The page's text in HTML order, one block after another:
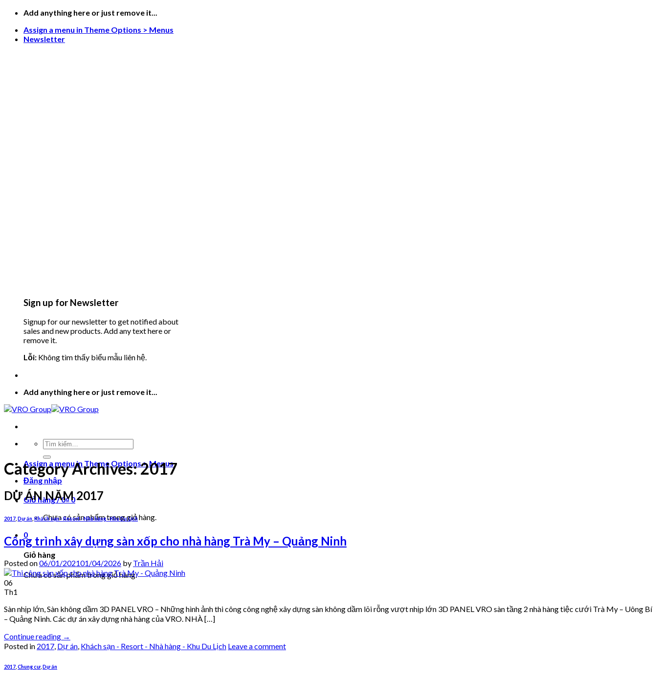
Skip
content
Add anything here or just remove it...
Assign a menu in Theme Options > Menus
Newsletter
Sign up for Newsletter
Signup for our newsletter to get notified about
sales and new products. Add any text here or
remove it.
Lỗi: Không tìm thấy biểu mẫu liên hệ.
Add anything here or just remove it...
Tìm
kiếm:
Assign a menu in Theme Options > Menus
Đăng nhập
Giỏ hàng /0₫ 0
Chưa có sản phẩm trong giỏ hàng.
0
Giỏ hàng
Chưa có sản phẩm trong giỏ hàng.
Category Archives:2017
DỰ ÁN NĂM 2017
2017 Dự án Khách sạn - Resort - Nhà hàng - Khu Du Lịch
Công trình xây dựng sàn xốp cho nhà hàng Trà My – Quảng Ninh
Posted on06/01/202101/04/2026 by Trần Hải
06
Th1
Sàn nhịp lớn, Sàn không dầm 3D PANEL VRO – Những hình ảnh thi công công nghệ xây dựng sàn không dầm lõi rỗng vượt nhịp lớn 3D PANEL VRO sàn tầng 2 nhà hàng tiệc cưới Trà My – Uông Bí
– Quảng Ninh. Các dự án xây dựng nhà hàng của VRO. NHÀ […]
Continue reading →
Posted in 2017, Dự án, Khách sạn - Resort - Nhà hàng - Khu Du Lịch Leave a comment
2017 Chung cư Dự án